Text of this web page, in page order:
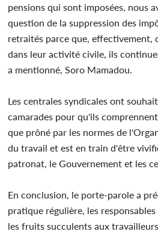
pensions qui sont imposées, nous
question de la suppression des
retraités parce que,
dans leur activité civile, ils
a mentionné, Soro Mamadou.
Les centrales syndicales ont
camarades pour qu'ils
que prôné par les normes de
du travail et est en train d'être
patronat, le Gouvernement et les
En conclusion, le porte-parole a
pratique régulière, les
les fruits succulents aux